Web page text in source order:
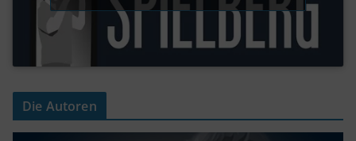
Die Autoren